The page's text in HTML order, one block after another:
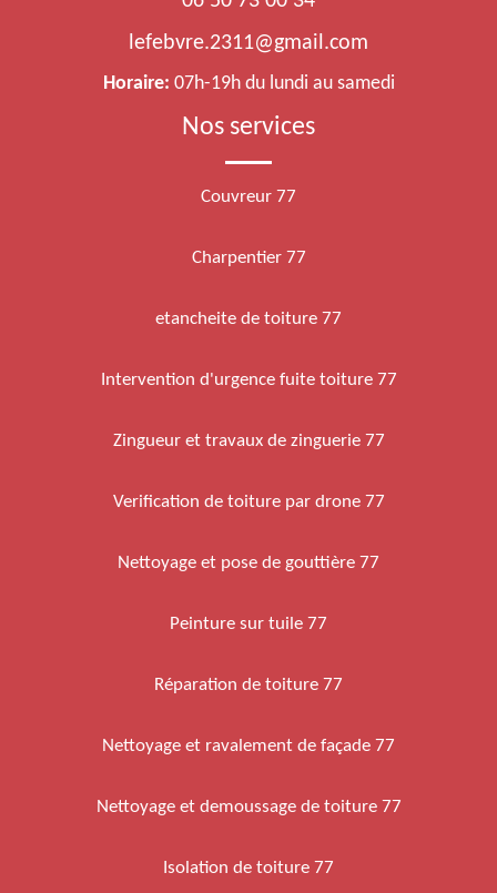
lefebvre.2311@gmail.com
Horaire: 07h-19h du lundi au samedi
Nos services
Couvreur 77
Charpentier 77
etancheite de toiture 77
Intervention d'urgence fuite toiture 77
Zingueur et travaux de zinguerie 77
Verification de toiture par drone 77
Nettoyage et pose de gouttière 77
Peinture sur tuile 77
Réparation de toiture 77
Nettoyage et ravalement de façade 77
Nettoyage et demoussage de toiture 77
Isolation de toiture 77